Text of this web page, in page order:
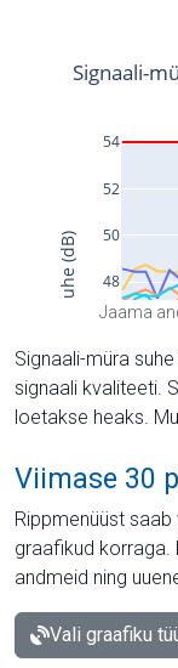
Jaama
Signaali-müra
signaali kvaliteeti.
loetakse heaks.
Viimase 30
Rippmenüüst
graafikud korraga.
andmeid ning
Vali graafiku